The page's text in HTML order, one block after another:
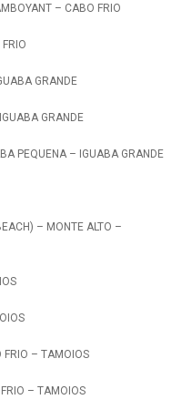
– CABO FRIO
GRANDE
GRANDE
PEQUENA – IGUABA GRANDE
– MONTE ALTO –
FRIO – TAMOIOS
– TAMOIOS